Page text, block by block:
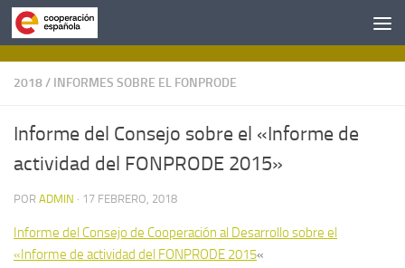
Saltar al contenido
2018/ INFORMES SOBRE EL FONPRODE
Informe del Consejo sobre el «Informe de
actividad del FONPRODE 2015»
POR ADMIN · 17 FEBRERO, 2018
Informe del Consejo de Cooperación al Desarrollo sobre el
«Informe de actividad del FONPRODE 2015«